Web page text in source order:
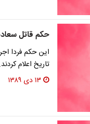
حکم قاتل
اين حكم فردا
تاريخ اعلام كردند.
۱۳ دی ۱۳۸۹